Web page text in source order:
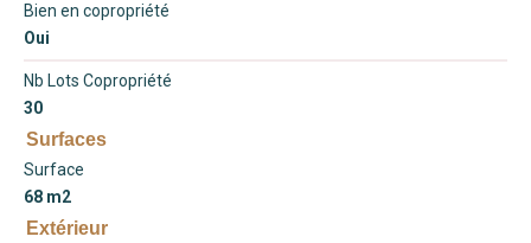
Bien en copropriété
Oui
Nb Lots Copropriété
30
Surfaces
Surface
68 m2
Extérieur